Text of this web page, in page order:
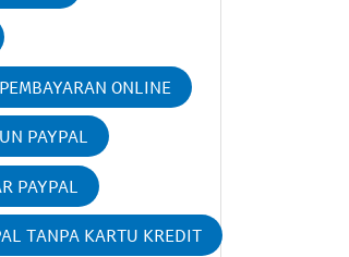
ONLINE
PAYPAL
PAYPAL
TANPA KARTU KREDIT